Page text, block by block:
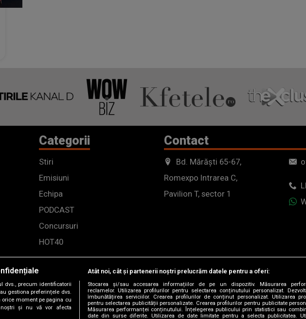
Categorii
Stiri
Emisiuni
Echipa
PODCAST
Concursuri
HOT40
Contact
Bd. Mărăști 65-67,
Romexpo Intrarea C,
Pavilion T, sector 1
dvs., precum identificatorii
gestiona preferințele dvs.
moment pe pagina cu
noștri și nu vă vor afecta
Atât noi, cât și partenerii noștri prelucrăm datele pentru a oferi:
Stocarea și/sau accesarea informațiilor de pe un dispozitiv. Măsurarea
reclamelor. Utilizarea profilurilor pentru selectarea conținutului personalizat.
îmbunătățirea serviciilor. Crearea profilurilor de conținut personalizat. Utilizarea
pentru selectarea publicității personalizate. Crearea profilurilor pentru publicitate
Măsurarea performanței conținutului. Înțelegerea publicului prin statistici sau
date din surse diferite. Utilizarea de date limitate pentru a selecta publicitatea.